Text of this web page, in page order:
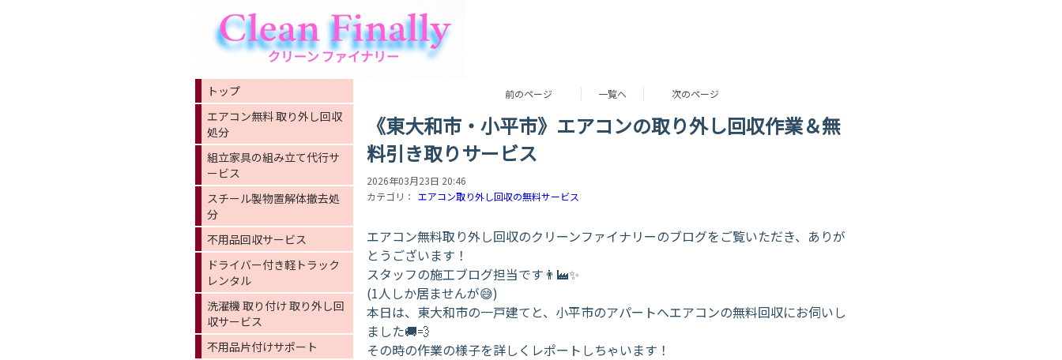
前のページ 一覧へ 次のページ
《東大和市・小平市》エアコンの取り外し回収作業＆無
料引き取りサービス
2026年03月23日 20:46
カテゴリ： エアコン取り外し回収の無料サービス
エアコン無料取り外し回収のクリーンファイナリーのブログをご覧いただき、ありが
とうございます！
スタッフの施工ブログ担当です👨‍🏭✨
(1人しか居ませんが😅)
​本日は、東大和市の一戸建てと、小平市のアパートへエアコンの無料回収にお伺いし
ました🚚💨
その時の作業の様子を詳しくレポートしちゃいます！
トップ
エアコン無料 取り外し回収
処分
組立家具の組み立て代行サ
ービス
スチール製物置解体撤去処
分
不用品回収サービス
ドライバー付き軽トラック
レンタル
洗濯機 取り付け 取り外し回
収サービス
不用品片付けサポート